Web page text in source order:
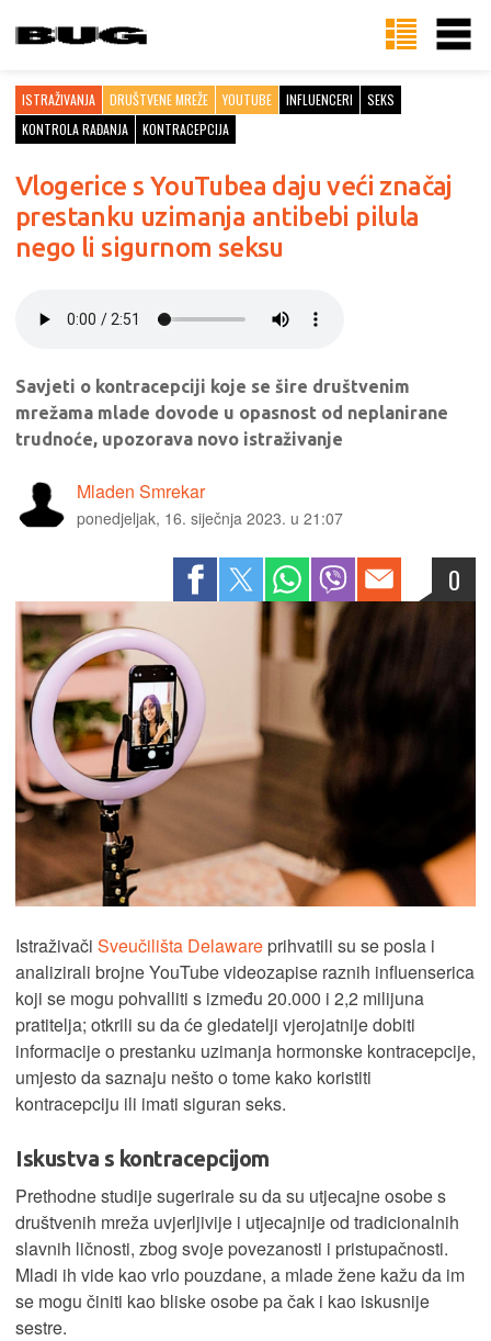
ISTRAŽIVANJA DRUŠTVENE MREŽE YOUTUBE INFLUENCERI
SEKS
KONTROLA RAĐANJA
KONTRACEPCIJA
Vlogerice s YouTubea daju veći značaj
prestanku uzimanja antibebi pilula
nego li sigurnom seksu
Savjeti o kontracepciji koje se šire društvenim
mrežama mlade dovode u opasnost od neplanirane
trudnoće, upozorava novo istraživanje
Mladen Smrekar
ponedjeljak, 16. siječnja 2023. u 21:07
0
Istraživači Sveučilišta Delaware prihvatili su se posla i
analizirali brojne YouTube videozapise raznih influenserica
koji se mogu pohvalliti s između 20.000 i 2,2 milijuna
pratitelja; otkrili su da će gledatelji vjerojatnije dobiti
informacije o prestanku uzimanja hormonske kontracepcije,
umjesto da saznaju nešto o tome kako koristiti
kontracepciju ili imati siguran seks.
Iskustva s kontracepcijom
Prethodne studije sugerirale su da su utjecajne osobe s
društvenih mreža uvjerljivije i utjecajnije od tradicionalnih
slavnih ličnosti, zbog svoje povezanosti i pristupačnosti.
Mladi ih vide kao vrlo pouzdane, a mlade žene kažu da im
se mogu činiti kao bliske osobe pa čak i kao iskusnije
sestre.